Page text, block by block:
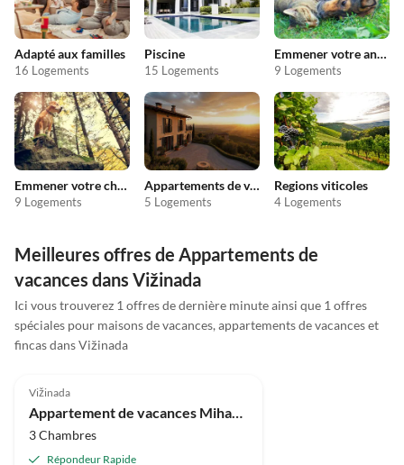
Adapté aux familles
16 Logements
Piscine
15 Logements
Emmener votre animal en vacances
9 Logements
Emmener votre chien en vacances
9 Logements
Appartements de vacances pas chers
5 Logements
Regions viticoles
4 Logements
Meilleures offres de Appartements de
vacances dans Vižinada
Ici vous trouverez 1 offres de dernière minute ainsi que 1 offres
spéciales pour maisons de vacances, appartements de vacances et
fincas dans Vižinada
Vižinada
3 Chambres
Répondeur Rapide